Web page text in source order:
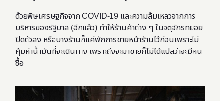
ด้วยพิษเศรษฐกิจจาก COVID-19 และความล้มเหลวจากการ
บริหารของรัฐบาล (อีกแล้ว) ทำให้ร้านค้าต่าง ๆ ในจตุจักรทยอย
ปิดตัวลง หรือบางร้านก็แค่พักการขายหน้าร้านไว้ก่อนเพราะไม่
คุ้มค่าน้ำมันที่จะเดินทาง เพราะถึงจะมาขายก็ไม่ได้แปลว่าจะมีคน
ซื้อ